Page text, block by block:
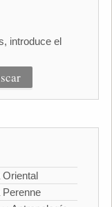
introduce el
Oriental
Perenne